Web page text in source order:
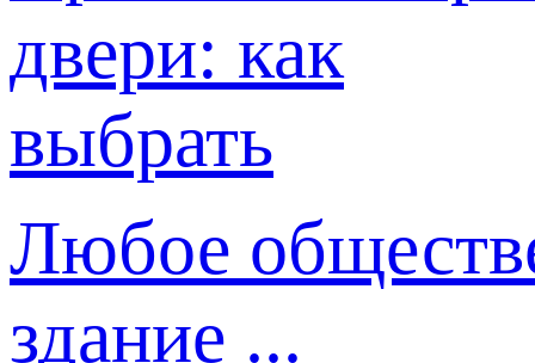
Любое
здание ...